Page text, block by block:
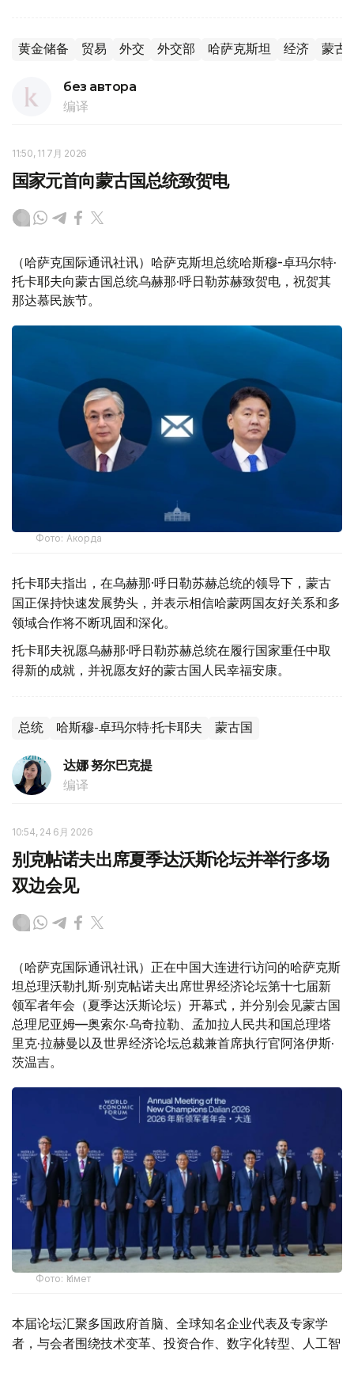
黄金储备 贸易 外交 外交部 哈萨克斯坦 经济 蒙古
без автора
编译
11:50, 11 7月 2026
国家元首向蒙古国总统致贺电
（哈萨克国际通讯社讯）哈萨克斯坦总统哈斯穆-卓玛尔特·
托卡耶夫向蒙古国总统乌赫那·呼日勒苏赫致贺电，祝贺其
那达慕民族节。
Фото: Акорда
托卡耶夫指出，在乌赫那·呼日勒苏赫总统的领导下，蒙古
国正保持快速发展势头，并表示相信哈蒙两国友好关系和多
领域合作将不断巩固和深化。
托卡耶夫祝愿乌赫那·呼日勒苏赫总统在履行国家重任中取
得新的成就，并祝愿友好的蒙古国人民幸福安康。
总统 哈斯穆-卓玛尔特·托卡耶夫 蒙古国
达娜 努尔巴克提
编译
10:54, 24 6月 2026
别克帖诺夫出席夏季达沃斯论坛并举行多场
双边会见
（哈萨克国际通讯社讯）正在中国大连进行访问的哈萨克斯
坦总理沃勒扎斯·别克帖诺夫出席世界经济论坛第十七届新
领军者年会（夏季达沃斯论坛）开幕式，并分别会见蒙古国
总理尼亚姆—奥索尔·乌奇拉勒、孟加拉人民共和国总理塔
里克·拉赫曼以及世界经济论坛总裁兼首席执行官阿洛伊斯·
茨温吉。
Фото: Үкімет
本届论坛汇聚多国政府首脑、全球知名企业代表及专家学
者，与会者围绕技术变革、投资合作、数字化转型、人工智